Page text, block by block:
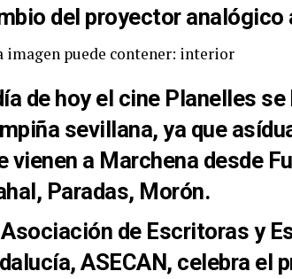
del proyector analógico
de hoy el cine Planelles
sevillana, ya que
vienen a Marchena desde
Paradas, Morón.
Asociación de Escritoras y
ASECAN, celebra el